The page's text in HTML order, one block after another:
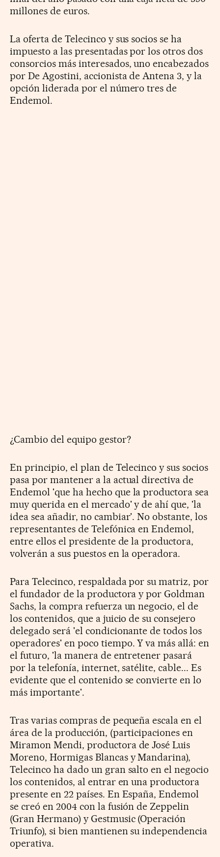
millones de euros.
La oferta de Telecinco y sus socios se ha
impuesto a las presentadas por los otros dos
consorcios más interesados, uno encabezados
por De Agostini, accionista de Antena 3, y la
opción liderada por el número tres de
Endemol.
¿Cambio del equipo gestor?
En principio, el plan de Telecinco y sus socios
pasa por mantener a la actual directiva de
Endemol 'que ha hecho que la productora sea
muy querida en el mercado' y de ahí que, 'la
idea sea añadir, no cambiar'. No obstante, los
representantes de Telefónica en Endemol,
entre ellos el presidente de la productora,
volverán a sus puestos en la operadora.
Para Telecinco, respaldada por su matriz, por
el fundador de la productora y por Goldman
Sachs, la compra refuerza un negocio, el de
los contenidos, que a juicio de su consejero
delegado será 'el condicionante de todos los
operadores' en poco tiempo. Y va más allá: en
el futuro, 'la manera de entretener pasará
por la telefonía, internet, satélite, cable... Es
evidente que el contenido se convierte en lo
más importante'.
Tras varias compras de pequeña escala en el
área de la producción, (participaciones en
Miramon Mendi, productora de José Luis
Moreno, Hormigas Blancas y Mandarina),
Telecinco ha dado un gran salto en el negocio
los contenidos, al entrar en una productora
presente en 22 países. En España, Endemol
se creó en 2004 con la fusión de Zeppelin
(Gran Hermano) y Gestmusic (Operación
Triunfo), si bien mantienen su independencia
operativa.